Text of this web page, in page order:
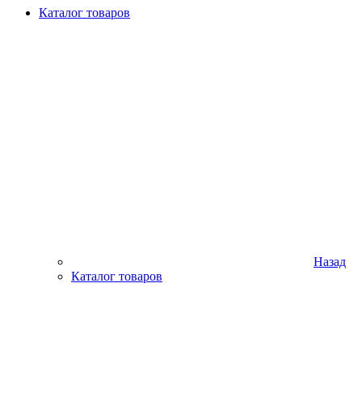
Каталог товаров
Назад
Каталог товаров